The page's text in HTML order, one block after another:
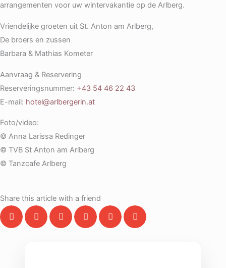
arrangementen voor uw wintervakantie op de Arlberg.
Vriendelijke groeten uit St. Anton am Arlberg,
De broers en zussen
Barbara & Mathias Kometer
Aanvraag & Reservering
Reserveringsnummer: +43 54 46 22 43
E-mail: hotel@arlbergerin.at
Foto/video:
© Anna Larissa Redinger
© TVB St Anton am Arlberg
© Tanzcafe Arlberg
Share this article with a friend